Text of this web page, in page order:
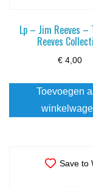
Lp – Jim Reeves –
Reeves
€ 4,00
Toevoegen
Save to